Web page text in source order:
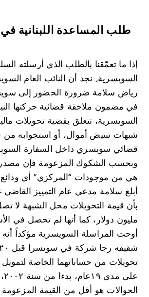
طلب المساعدة اللبنانية
إذا ما تعمّقنا بالطلب الذي أرسلته
السويسرية⸲ نجد أن النائب العام
رياض سلامة ضرورة الحضور إلى
في مضمون ملاحقة قضائية حركتها
السويسرية، تتعلق بقضية تحويلات
شبهات تبييض أموال، أو استجوابه
قضائي سويسري داخل السفارة
وبحسب الشكوك المزعومة فإن مصدر
هي من موجودات “المركزي” أي ودائع
أبلغ سلامة مدعي عام التمييز
مليون دولار، كما أنها لم تحصل في
أوحت المراسلة السويسرية مؤكداً
تحويلات من حساباتهما الخاصة